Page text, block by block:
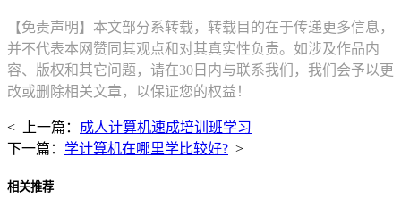
【免责声明】本文部分系转载，转载目的在于传递更多信息，
并不代表本网赞同其观点和对其真实性负责。如涉及作品内
容、版权和其它问题，请在30日内与联系我们，我们会予以更
改或删除相关文章，以保证您的权益！
< 上一篇： 成人计算机速成培训班学习
下一篇： 学计算机在哪里学比较好? >
相关推荐